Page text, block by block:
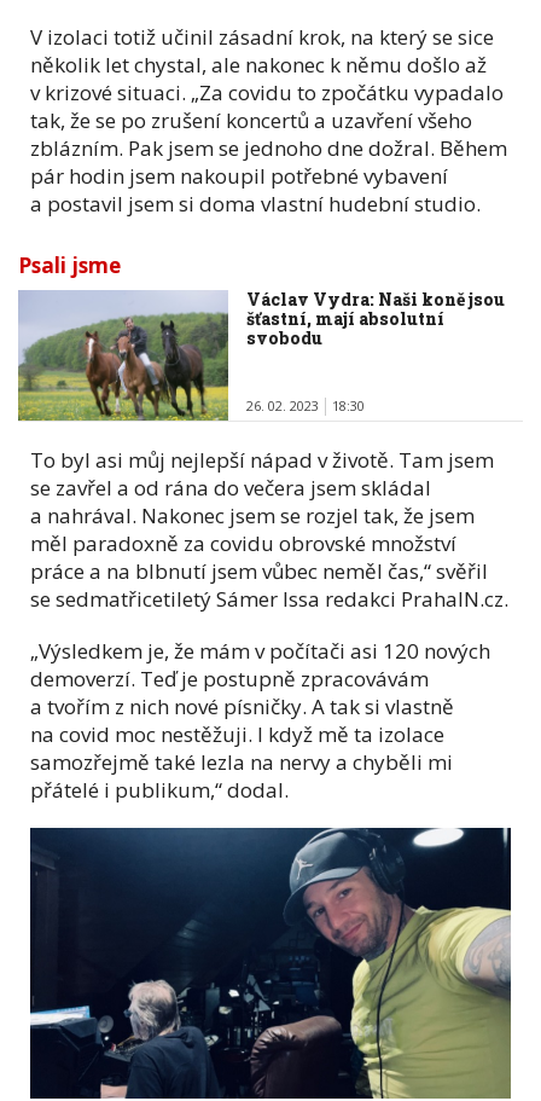
V izolaci totiž učinil zásadní krok, na který se sice
několik let chystal, ale nakonec k němu došlo až
v krizové situaci. „Za covidu to zpočátku vypadalo
tak, že se po zrušení koncertů a uzavření všeho
zblázním. Pak jsem se jednoho dne dožral. Během
pár hodin jsem nakoupil potřebné vybavení
a postavil jsem si doma vlastní hudební studio.
Psali jsme
Václav Vydra: Naši koně jsou
šťastní, mají absolutní
svobodu
26. 02. 2023 18:30
To byl asi můj nejlepší nápad v životě. Tam jsem
se zavřel a od rána do večera jsem skládal
a nahrával. Nakonec jsem se rozjel tak, že jsem
měl paradoxně za covidu obrovské množství
práce a na blbnutí jsem vůbec neměl čas,“ svěřil
se sedmatřicetiletý Sámer Issa redakci PrahaIN.cz.
„Výsledkem je, že mám v počítači asi 120 nových
demoverzí. Teď je postupně zpracovávám
a tvořím z nich nové písničky. A tak si vlastně
na covid moc nestěžuji. I když mě ta izolace
samozřejmě také lezla na nervy a chyběli mi
přátelé i publikum,“ dodal.